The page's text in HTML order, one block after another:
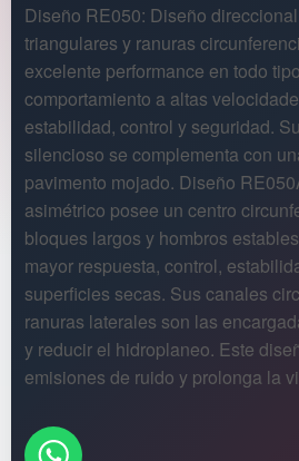
Diseño RE050: Diseño
triangulares y ranuras
excelente performance en todo
comportamiento a altas
estabilidad, control y seguridad.
silencioso se complementa con
pavimento mojado. Diseño
asimétrico posee un centro
bloques largos y hombros
mayor respuesta, control,
superficies secas. Sus canales
ranuras laterales son las
y reducir el hidroplaneo. Este
emisiones de ruido y prolonga la